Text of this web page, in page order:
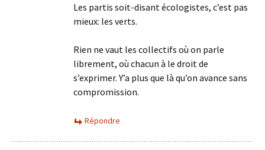
Les partis soit-disant écologistes, c’est pas
mieux: les verts.
Rien ne vaut les collectifs où on parle
librement, où chacun à le droit de
s’exprimer. Y’a plus que là qu’on avance sans
compromission.
Répondre